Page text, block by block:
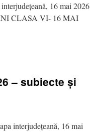
16 mai 2026
CLASA VI- 16 MAI
– subiecte și
interjudețeană, 16 mai